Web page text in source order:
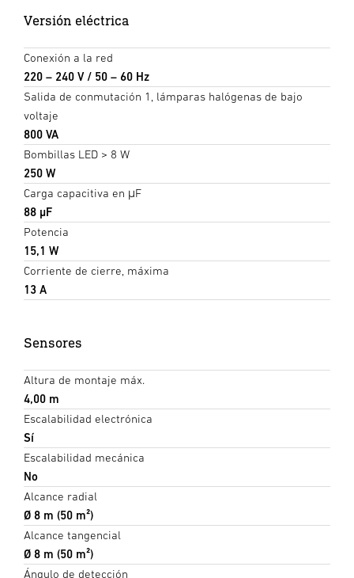
Versión eléctrica
Conexión a la red
220 – 240 V / 50 – 60 Hz
Salida de conmutación 1, lámparas halógenas de bajo
voltaje
800 VA
Bombillas LED > 8 W
250 W
Carga capacitiva en μF
88 µF
Potencia
15,1 W
Corriente de cierre, máxima
13 A
Sensores
Altura de montaje máx.
4,00 m
Escalabilidad electrónica
Sí
Escalabilidad mecánica
No
Alcance radial
Ø 8 m (50 m²)
Alcance tangencial
Ø 8 m (50 m²)
Ángulo de detección